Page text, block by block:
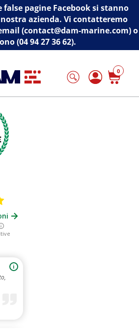
pagine Facebook si stanno
azienda. Vi contatteremo
(contact@dam-marine.com) o
(04 94 27 36 62).
0